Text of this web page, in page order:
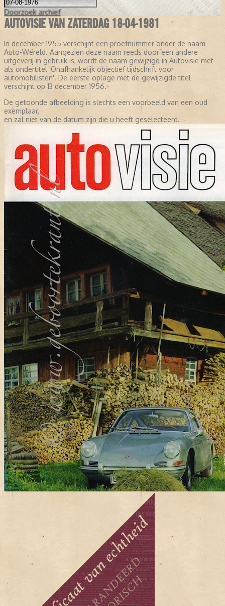
Doorzoek archief
AUTOVISIE VAN ZATERDAG 18-04-1981
In december 1955 verschijnt een proefnummer onder de naam
Auto-Wereld. Aangezien deze naam reeds door een andere
uitgeverij in gebruik is, wordt de naam gewijzigd in Autovisie met
als ondertitel 'Onafhankelijk objectief tijdschrift voor
automobilisten'. De eerste oplage met de gewijzigde titel
verschijnt op 13 december 1956.
De getoonde afbeelding is slechts een voorbeeld van een oud
exemplaar,
en zal niet van de datum zijn die u heeft geselecteerd.